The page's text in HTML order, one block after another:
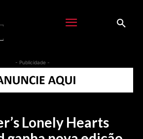
- Publicidade -
Lonely Hearts